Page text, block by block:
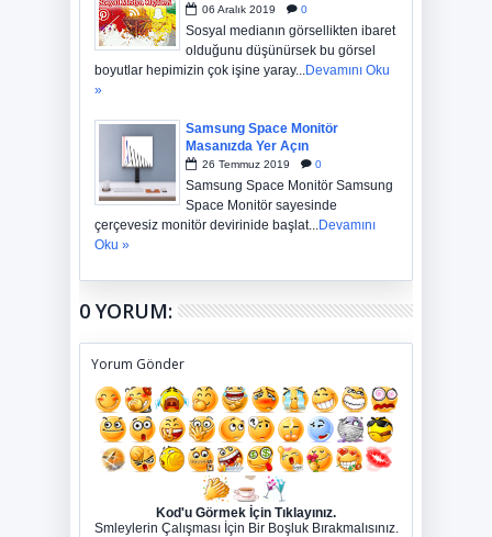
06 Aralık 2019 0
Sosyal medianın görsellikten ibaret
olduğunu düşünürsek bu görsel
boyutlar hepimizin çok işine yaray... Devamını Oku
»
Samsung Space Monitör
Masanızda Yer Açın
26 Temmuz 2019 0
Samsung Space Monitör Samsung
Space Monitör sayesinde
çerçevesiz monitör devirinide başlat... Devamını
Oku »
0 YORUM:
Yorum Gönder
Kod'u Görmek İçin Tıklayınız.
Smleylerin Çalışması İçin Bir Boşluk Bırakmalısınız.